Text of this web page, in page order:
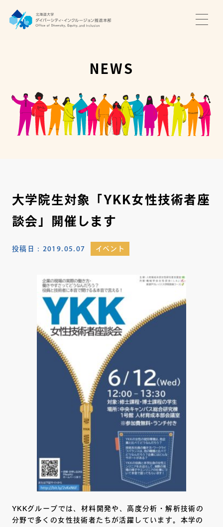
推進本部について
アクセス・お問い合わせ
NEWS
大学院生対象「YKK女性技術者座
談会」開催します
投稿日： 2019.05.07 イベント
YKKグループでは、材料開発や、高度分析・解析技術の
分野で多くの女性技術者たちが活躍しています。本学の